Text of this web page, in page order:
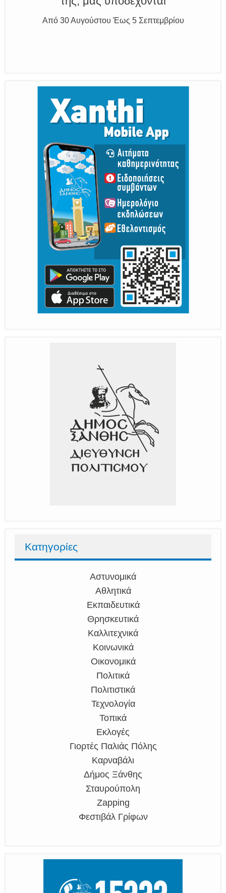
Η διατηρητέα πόλη με τους ανθρώπους
της, μας υποδέχονται
Από 30 Αυγούστου Έως 5 Σεπτεμβρίου
Κατηγορίες
Αστυνομικά
Αθλητικά
Εκπαιδευτικά
Θρησκευτικά
Καλλιτεχνικά
Κοινωνικά
Οικονομικά
Πολιτικά
Πολιτιστικά
Τεχνολογία
Τοπικά
Εκλογές
Γιορτές Παλιάς Πόλης
Καρναβάλι
Δήμος Ξάνθης
Σταυρούπολη
Zapping
Φεστιβάλ Γρίφων